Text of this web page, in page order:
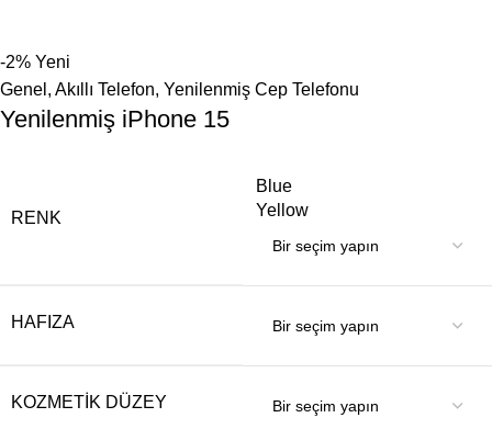
-2% Yeni
Genel , Akıllı Telefon, Yenilenmiş Cep Telefonu
Yenilenmiş iPhone 15
RENK
Blue
Yellow
HAFIZA
KOZMETIK DÜZEY